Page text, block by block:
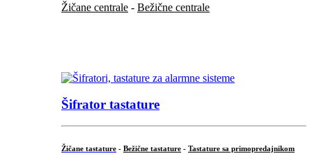
Žičane centrale - Bežične centrale
Šifrator tastature
Žičane tastature - Bežične tastature - Tastature sa primopredajnikom